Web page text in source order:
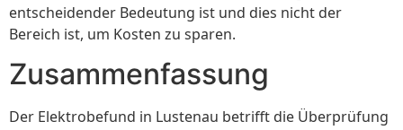
entscheidender Bedeutung ist und dies nicht der
Bereich ist, um Kosten zu sparen.
Zusammenfassung
Der Elektrobefund in Lustenau betrifft die Überprüfung